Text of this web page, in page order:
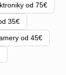
od 75€
35€
od 45€